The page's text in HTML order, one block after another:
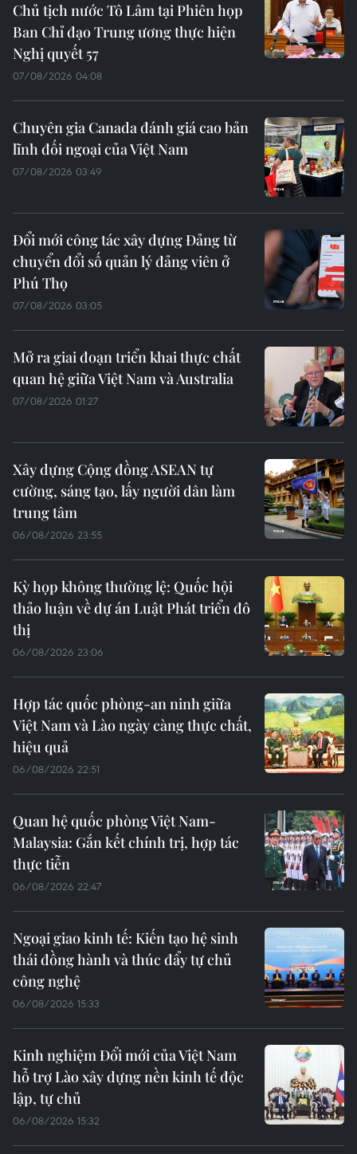
Chủ tịch nước Tô Lâm tại Phiên họp
Ban Chỉ đạo Trung ương thực hiện
Nghị quyết 57
07/08/2026 04:08
Chuyên gia Canada đánh giá cao bản
lĩnh đối ngoại của Việt Nam
07/08/2026 03:49
Đổi mới công tác xây dựng Đảng từ
chuyển đổi số quản lý đảng viên ở
Phú Thọ
07/08/2026 03:05
Mở ra giai đoạn triển khai thực chất
quan hệ giữa Việt Nam và Australia
07/08/2026 01:27
Xây dựng Cộng đồng ASEAN tự
cường, sáng tạo, lấy người dân làm
trung tâm
06/08/2026 23:55
Kỳ họp không thường lệ: Quốc hội
thảo luận về dự án Luật Phát triển đô
thị
06/08/2026 23:06
Hợp tác quốc phòng-an ninh giữa
Việt Nam và Lào ngày càng thực chất,
hiệu quả
06/08/2026 22:51
Quan hệ quốc phòng Việt Nam-
Malaysia: Gắn kết chính trị, hợp tác
thực tiễn
06/08/2026 22:47
Ngoại giao kinh tế: Kiến tạo hệ sinh
thái đồng hành và thúc đẩy tự chủ
công nghệ
06/08/2026 15:33
Kinh nghiệm Đổi mới của Việt Nam
hỗ trợ Lào xây dựng nền kinh tế độc
lập, tự chủ
06/08/2026 15:32